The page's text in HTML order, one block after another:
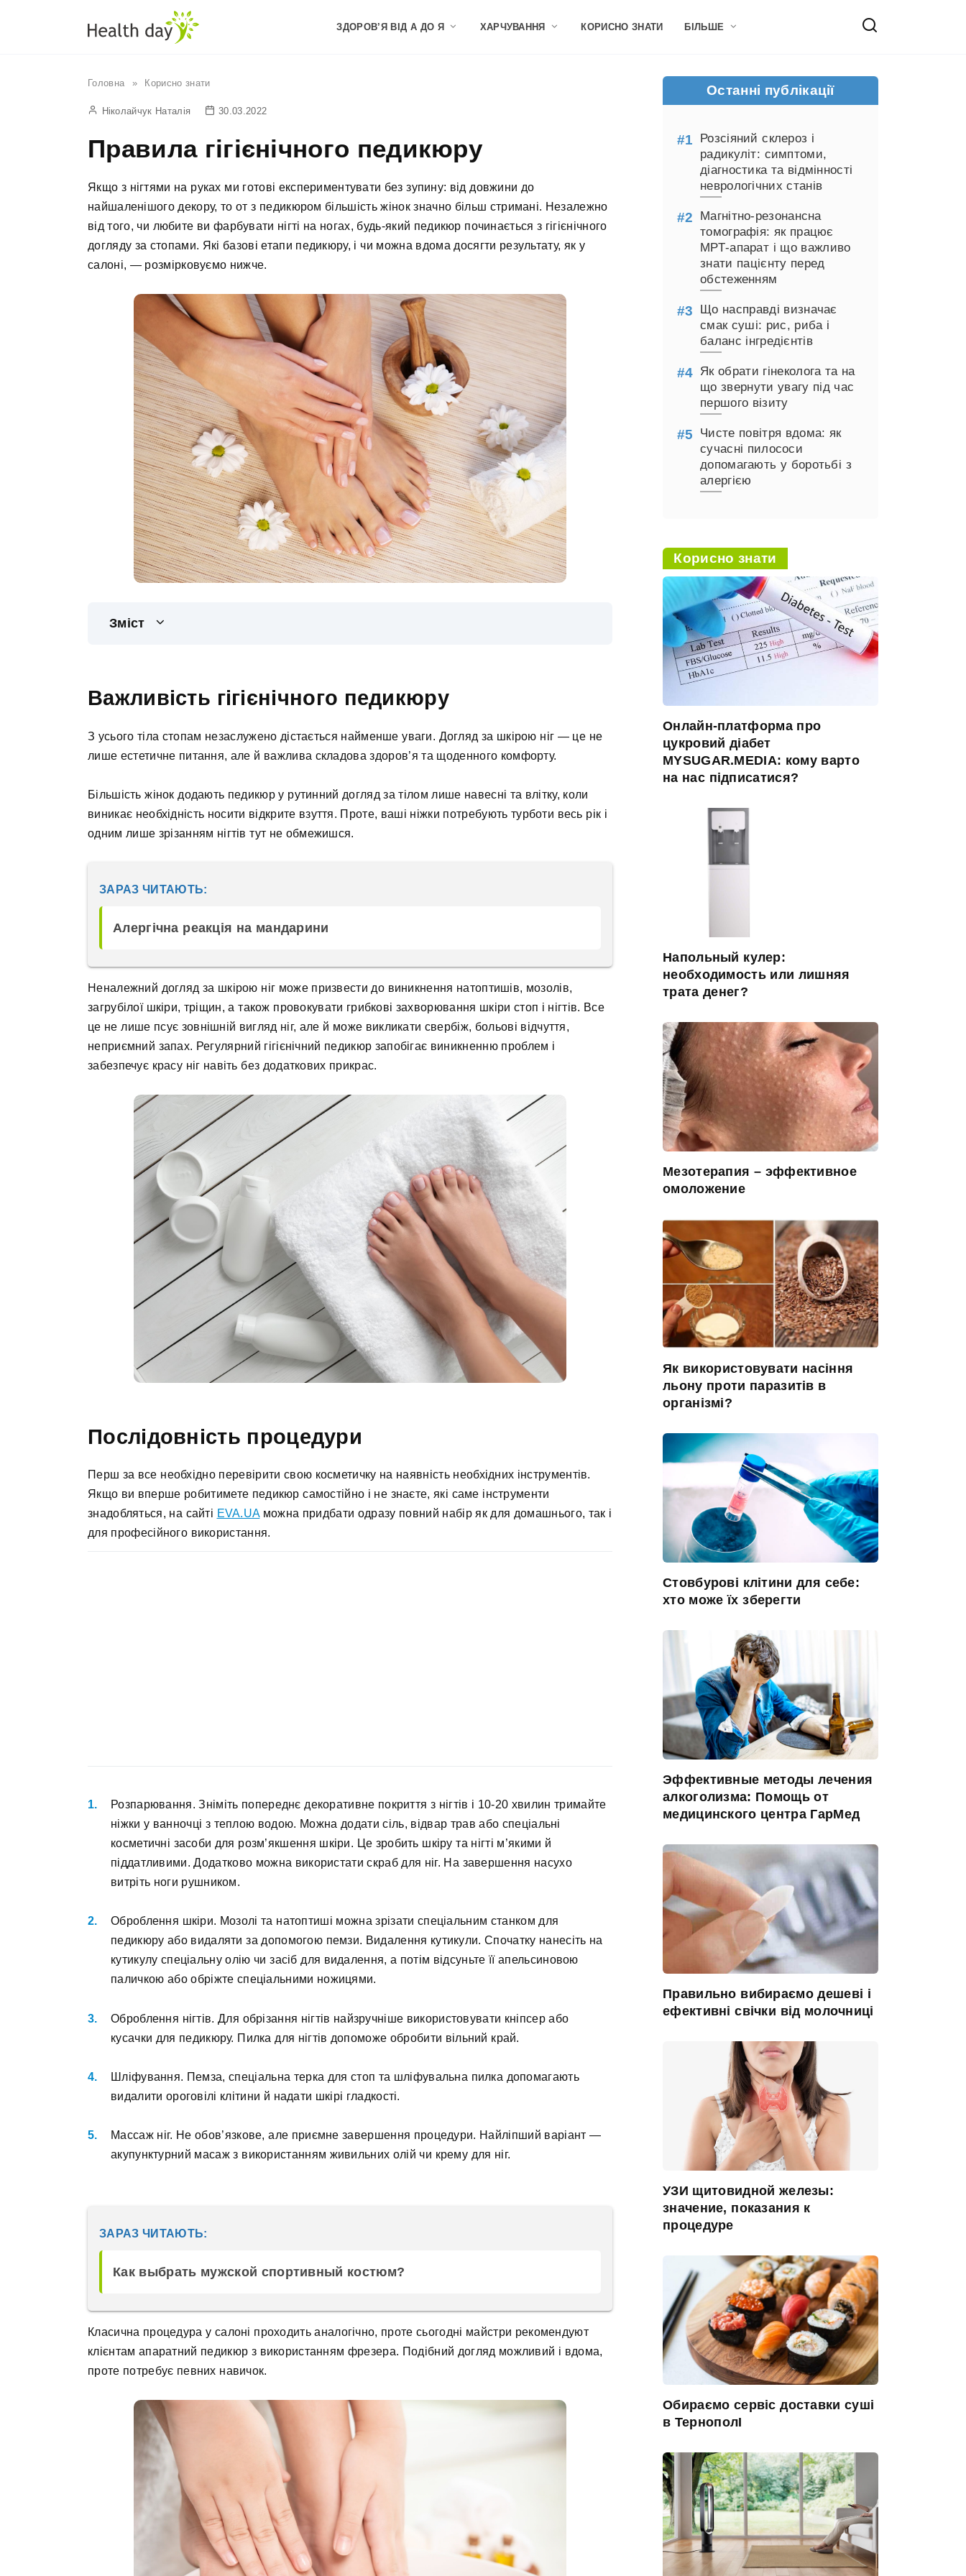
ЗДОРОВ’Я ВІД А ДО Я ХАРЧУВАННЯ КОРИСНО ЗНАТИ БІЛЬШЕ
Головна » Корисно знати
Ніколайчук Наталія 30.03.2022
Правила гігієнічного педикюру
Якщо з нігтями на руках ми готові експериментувати без зупину: від довжини до
найшаленішого декору, то от з педикюром більшість жінок значно більш стримані. Незалежно
від того, чи любите ви фарбувати нігті на ногах, будь-який педикюр починається з гігієнічного
догляду за стопами. Які базові етапи педикюру, і чи можна вдома досягти результату, як у
салоні, — розмірковуємо нижче.
Зміст
Важливість гігієнічного педикюру
З усього тіла стопам незаслужено дістається найменше уваги. Догляд за шкірою ніг — це не
лише естетичне питання, але й важлива складова здоров’я та щоденного комфорту.
Більшість жінок додають педикюр у рутинний догляд за тілом лише навесні та влітку, коли
виникає необхідність носити відкрите взуття. Проте, ваші ніжки потребують турботи весь рік і
одним лише зрізанням нігтів тут не обмежишся.
ЗАРАЗ ЧИТАЮТЬ:
Алергічна реакція на мандарини
Неналежний догляд за шкірою ніг може призвести до виникнення натоптишів, мозолів,
загрубілої шкіри, тріщин, а також провокувати грибкові захворювання шкіри стоп і нігтів. Все
це не лише псує зовнішній вигляд ніг, але й може викликати свербіж, больові відчуття,
неприємний запах. Регулярний гігієнічний педикюр запобігає виникненню проблем і
забезпечує красу ніг навіть без додаткових прикрас.
Послідовність процедури
Перш за все необхідно перевірити свою косметичку на наявність необхідних інструментів.
Якщо ви вперше робитимете педикюр самостійно і не знаєте, які саме інструменти
знадобляться, на сайті EVA.UAможна придбати одразу повний набір як для домашнього, так і
для професійного використання.
Розпарювання. Зніміть попереднє декоративне покриття з нігтів і 10-20 хвилин тримайте
ніжки у ванночці з теплою водою. Можна додати сіль, відвар трав або спеціальні
косметичні засоби для розм’якшення шкіри. Це зробить шкіру та нігті м’якими й
піддатливими. Додатково можна використати скраб для ніг. На завершення насухо
витріть ноги рушником.
Оброблення шкіри. Мозолі та натоптиші можна зрізати спеціальним станком для
педикюру або видаляти за допомогою пемзи. Видалення кутикули. Спочатку нанесіть на
кутикулу спеціальну олію чи засіб для видалення, а потім відсуньте її апельсиновою
паличкою або обріжте спеціальними ножицями.
Оброблення нігтів. Для обрізання нігтів найзручніше використовувати кніпсер або
кусачки для педикюру. Пилка для нігтів допоможе обробити вільний край.
Шліфування. Пемза, спеціальна терка для стоп та шліфувальна пилка допомагають
видалити ороговілі клітини й надати шкірі гладкості.
Массаж ніг. Не обов’язкове, але приємне завершення процедури. Найліпший варіант —
акупунктурний масаж з використанням живильних олій чи крему для ніг.
ЗАРАЗ ЧИТАЮТЬ:
Как выбрать мужской спортивный костюм?
Класична процедура у салоні проходить аналогічно, проте сьогодні майстри рекомендуют
клієнтам апаратний педикюр з використанням фрезера. Подібний догляд можливий і вдома,
проте потребує певних навичок.
Останні публікації
Розсіяний склероз і
радикуліт: симптоми,
діагностика та відмінності
неврологічних станів
Магнітно-резонансна
томографія: як працює
МРТ-апарат і що важливо
знати пацієнту перед
обстеженням
Що насправді визначає
смак суші: рис, риба і
баланс інгредієнтів
Як обрати гінеколога та на
що звернути увагу під час
першого візиту
Чисте повітря вдома: як
сучасні пилососи
допомагають у боротьбі з
алергією
Корисно знати
Онлайн-платформа про
цукровий діабет
MYSUGAR.MEDIA: кому варто
на нас підписатися?
Напольный кулер:
необходимость или лишняя
трата денег?
Мезотерапия – эффективное
омоложение
Як використовувати насіння
льону проти паразитів в
організмі?
Стовбурові клітини для себе:
хто може їх зберегти
Эффективные методы лечения
алкоголизма: Помощь от
медицинского центра ГарМед
Правильно вибираємо дешеві і
ефективні свічки від молочниці
УЗИ щитовидной железы:
значение, показания к
процедуре
Обираємо сервіс доставки суші
в ТернополІ